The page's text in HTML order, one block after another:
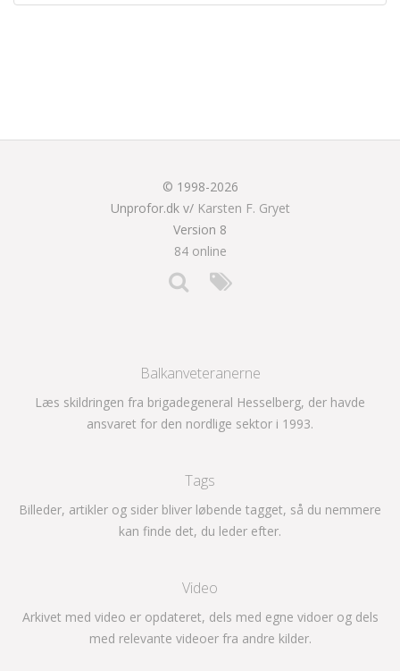
© 1998-2026
Unprofor.dk v/ Karsten F. Gryet
Version 8
84 online
Balkanveteranerne
Læs skildringen fra brigadegeneral Hesselberg, der havde
ansvaret for den nordlige sektor i 1993.
Tags
Billeder, artikler og sider bliver løbende tagget, så du nemmere
kan finde det, du leder efter.
Video
Arkivet med video er opdateret, dels med egne vidoer og dels
med relevante videoer fra andre kilder.